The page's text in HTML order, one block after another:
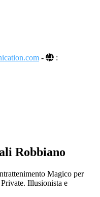
-
:
Robbiano
Magico per
Illusionista e